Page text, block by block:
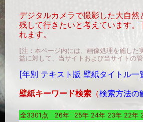
デジタルカメラで撮影した大自
残して行きたいと考えています。
れます。
[注：本ページ内には、画像処理を施した
益に対して、当サイトおよび当サイ
[年別 テキスト版 壁紙タイトル一
壁紙キーワード検索 （検索方法の
全3301点 26年 25年 24年 23年 22年